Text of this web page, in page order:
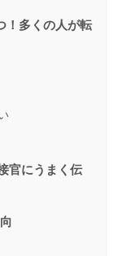
！多くの人が転
官にうまく伝